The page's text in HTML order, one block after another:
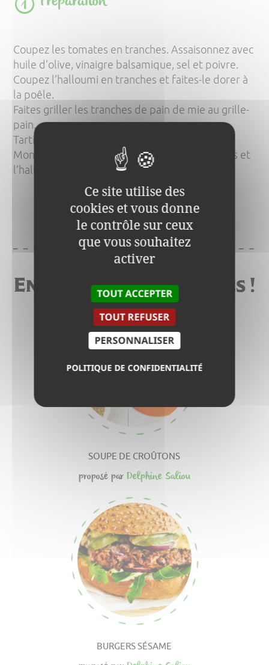
Coupez les tomates en tranches. Assaisonnez avec
huile d’olive, vinaigre balsamique, sel et poivre.
Coupez l’halloumi en tranches et faites-le dorer à
la poêle.
Faites griller les tranches de pain de mie au grille-
pain.
Tartinez de pesto.
Montez le sandwich avec la salade, les tomates et
l’halloumi grillé.
C'est prêt !Vous pouvez vous régaler !
Encore plus de recettes !
SOUPE DE CROÛTONS
proposé par Delphine Saliou
BURGERS SÉSAME
Ce site utilise des
cookies et vous donne
le contrôle sur ceux
que vous souhaitez
activer
TOUT ACCEPTER
TOUT REFUSER
PERSONNALISER
POLITIQUE DE CONFIDENTIALITÉ